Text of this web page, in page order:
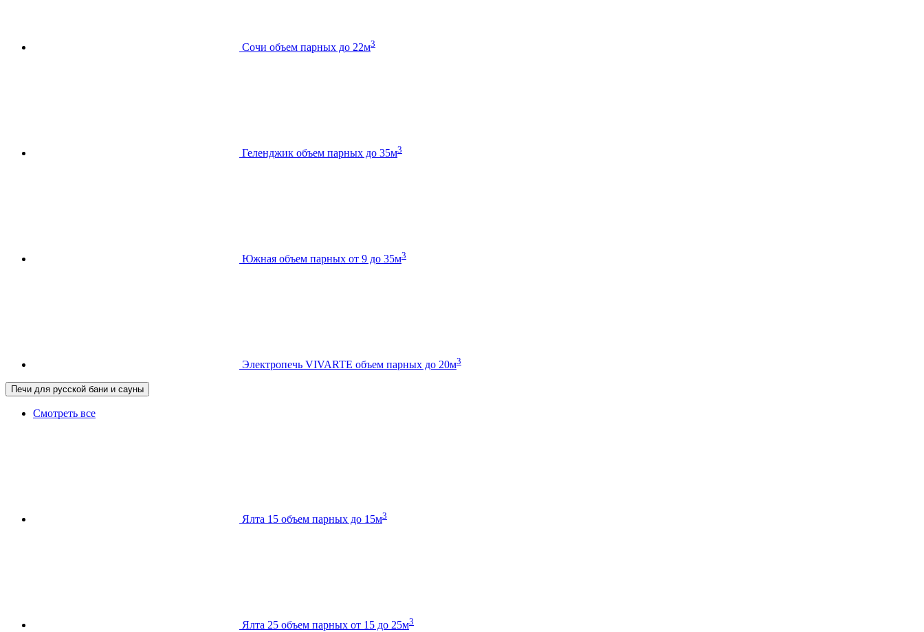
Сочи объем парных до 22м3
Геленджик объем парных до 35м3
Южная объем парных от 9 до 35м3
Электропечь VIVARTE объем парных до 20м3
Печи для русской бани и сауны
Смотреть все
Ялта 15 объем парных до 15м3
Ялта 25 объем парных от 15 до 25м3